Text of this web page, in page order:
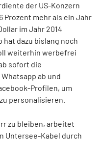
der US-Konzern
Prozent mehr als ein Jahr
im Jahr 2014
dazu bislang noch
weiterhin werbefrei
sofort die
ab und
Profilen, um
personalisieren.
zu bleiben, arbeitet
Untersee-Kabel durch